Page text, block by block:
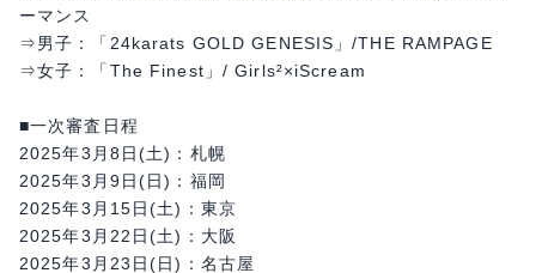
ーマンス
⇒男子：「24karats GOLD GENESIS」/THE RAMPAGE
⇒女子：「The Finest」/ Girls²×iScream
■一次審査日程
2025年3月8日(土)：札幌
2025年3月9日(日)：福岡
2025年3月15日(土)：東京
2025年3月22日(土)：大阪
2025年3月23日(日)：名古屋